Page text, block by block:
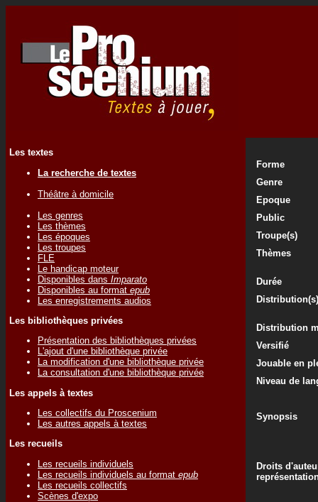
Les textes
La recherche de textes
Théâtre à domicile
Les genres
Les thèmes
Les époques
Les troupes
FLE
Le handicap moteur
Disponibles dans Imparato
Disponibles au format epub
Les enregistrements audios
Les bibliothèques privées
Présentation des bibliothèques privées
L'ajout d'une bibliothèque privée
La modification d'une bibliothèque privée
La consultation d'une bibliothèque privée
Les appels à textes
Les collectifs du Proscenium
Les autres appels à textes
Les recueils
Les recueils individuels
Les recueils individuels au format epub
Les recueils collectifs
Scènes d'expo
Forme
Genre
Epoque
Public
Troupe(s)
Thèmes
Durée
Distribution(s)
Distribution
Versifié
Jouable en
Niveau de
Synopsis
Droits